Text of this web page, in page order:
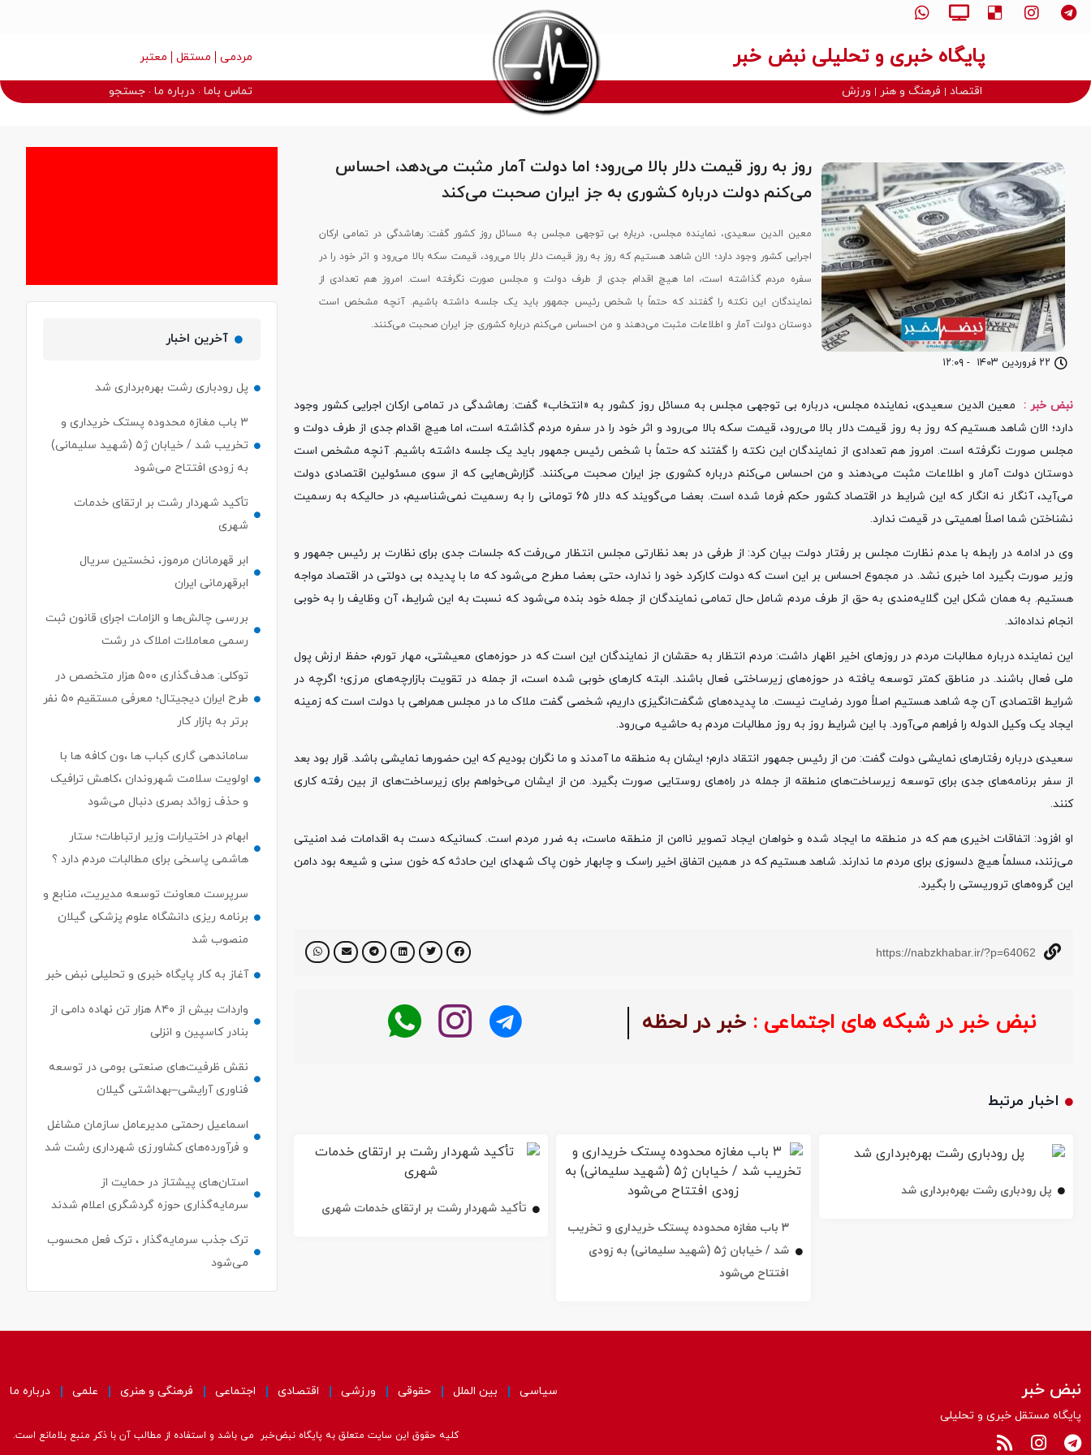
پایگاه خبری و تحلیلی نبض خبر مردمی مستقل معتبر
اقتصاد فرهنگ و هنر ورزش تماس باما درباره ما جستجو
۲۲ فروردین ۱۴۰۳ - ۱۲:۰۹
روز به روز قیمت دلار بالا می‌رود؛ اما دولت آمار مثبت می‌دهد، احساس
می‌کنم دولت درباره کشوری به جز ایران صحبت می‌کند
معین الدین سعیدی، نماینده مجلس، درباره بی توجهی مجلس به مسائل روز کشور گفت: رهاشدگی در تمامی ارکان
اجرایی کشور وجود دارد؛ الان شاهد هستیم که روز به روز قیمت دلار بالا می‌رود، قیمت سکه بالا می‌رود و اثر خود را در
سفره مردم گذاشته است، اما هیچ اقدام جدی از طرف دولت و مجلس صورت نگرفته است. امروز هم تعدادی از
نمایندگان این نکته را گفتند که حتماً با شخص رئیس جمهور باید یک جلسه داشته باشیم. آنچه مشخص است
دوستان دولت آمار و اطلاعات مثبت می‌دهند و من احساس می‌کنم درباره کشوری جز ایران صحبت می‌کنند.
نبض خبر :
معین الدین سعیدی، نماینده مجلس، درباره بی توجهی مجلس به مسائل روز کشور به «انتخاب» گفت: رهاشدگی در تمامی ارکان اجرایی کشور وجود
دارد؛ الان شاهد هستیم که روز به روز قیمت دلار بالا می‌رود، قیمت سکه بالا می‌رود و اثر خود را در سفره مردم گذاشته است، اما هیچ اقدام جدی از طرف دولت و
مجلس صورت نگرفته است. امروز هم تعدادی از نمایندگان این نکته را گفتند که حتماً با شخص رئیس جمهور باید یک جلسه داشته باشیم. آنچه مشخص است
دوستان دولت آمار و اطلاعات مثبت می‌دهند و من احساس می‌کنم درباره کشوری جز ایران صحبت می‌کنند. گزارش‌هایی که از سوی مسئولین اقتصادی دولت
می‌آید، آنگار نه انگار که این شرایط در اقتصاد کشور حکم فرما شده است. بعضا می‌گویند که دلار 65 تومانی را به رسمیت نمی‌شناسیم، در حالیکه به رسمیت
نشناختن شما اصلاً اهمیتی در قیمت ندارد.
وی در ادامه در رابطه با عدم نظارت مجلس بر رفتار دولت بیان کرد: از طرفی در بعد نظارتی مجلس انتظار می‌رفت که جلسات جدی برای نظارت بر رئیس جمهور و
وزیر صورت بگیرد اما خبری نشد. در مجموع احساس بر این است که دولت کارکرد خود را ندارد، حتی بعضا مطرح می‌شود که ما با پدیده بی دولتی در اقتصاد مواجه
هستیم. به همان شکل این گلایه‌مندی به حق از طرف مردم شامل حال تمامی نمایندگان از جمله خود بنده می‌شود که نسبت به این شرایط، آن وظایف را به خوبی
انجام نداده‌اند.
این نماینده درباره مطالبات مردم در روز‌های اخیر اظهار داشت: مردم انتظار به حقشان از نمایندگان این است که در حوزه‌های معیشتی، مهار تورم، حفظ ارزش پول
ملی فعال باشند. در مناطق کمتر توسعه یافته در حوزه‌های زیرساختی فعال باشند. البته کار‌های خوبی شده است، از جمله در تقویت بازارچه‌های مرزی؛ اگرچه در
شرایط اقتصادی آن چه شاهد هستیم اصلاً مورد رضایت نیست. ما پدیده‌های شگفت‌انگیزی داریم، شخصی گفت ملاک ما در مجلس همراهی با دولت است که زمینه
ایجاد یک وکیل الدوله را فراهم می‌آورد. با این شرایط روز به روز مطالبات مردم به حاشیه می‌رود.
سعیدی درباره رفتار‌های نمایشی دولت گفت: من از رئیس جمهور انتقاد دارم؛ ایشان به منطقه ما آمدند و ما نگران بودیم که این حضور‌ها نمایشی باشد. قرار بود بعد
از سفر برنامه‌های جدی برای توسعه زیرساخت‌های منطقه از جمله در راه‌های روستایی صورت بگیرد. من از ایشان می‌خواهم برای زیرساخت‌های از بین رفته کاری
کنند.
او افزود: اتفاقات اخیری هم که در منطقه ما ایجاد شده و خواهان ایجاد تصویر ناامن از منطقه ماست، به ضرر مردم است. کسانیکه دست به اقدامات ضد امنیتی
می‌زنند، مسلماً هیچ دلسوزی برای مردم ما ندارند. شاهد هستیم که در همین اتفاق اخیر راسک و چابهار خون پاک شهدای این حادثه که خون سنی و شیعه بود دامن
این گروه‌های تروریستی را بگیرد.
https://nabzkhabar.ir/?p=64062
نبض خبر در شبکه های اجتماعی : خبر در لحظه
اخبار مرتبط
پل رودباری رشت بهره‌برداری شد
۳ باب مغازه محدوده پستک خریداری و تخریب
شد / خیابان ژ۵ (شهید سلیمانی) به زودی
افتتاح می‌شود
تأکید شهردار رشت بر ارتقای خدمات شهری
آخرین اخبار
پل رودباری رشت بهره‌برداری شد
۳ باب مغازه محدوده پستک خریداری و
تخریب شد / خیابان ژ۵ (شهید سلیمانی)
به زودی افتتاح می‌شود
تأکید شهردار رشت بر ارتقای خدمات
شهری
ابر قهرمانان مرموز، نخستین سریال
ابرقهرمانی ایران
بررسی چالش‌ها و الزامات اجرای قانون ثبت
رسمی معاملات املاک در رشت
توکلی: هدف‌گذاری ۵۰۰ هزار متخصص در
طرح ایران دیجیتال؛ معرفی مستقیم ۵۰ نفر
برتر به بازار کار
ساماندهی گاری کباب ها ،ون کافه ها با
اولویت سلامت شهروندان ،کاهش ترافیک
و حذف زوائد بصری دنبال می‌شود
ابهام در اختیارات وزیر ارتباطات؛ ستار
هاشمی پاسخی برای مطالبات مردم دارد ؟
سرپرست معاونت توسعه مدیریت، منابع و
برنامه ریزی دانشگاه علوم پزشکی گیلان
منصوب شد
آغاز به کار پایگاه خبری و تحلیلی نبض خبر
واردات بیش از ۸۴۰ هزار تن نهاده دامی از
بنادر كاسپین و انزلی
نقش ظرفیت‌های صنعتی بومی در توسعه
فناوری آرایشی–بهداشتی گیلان
اسماعیل رحمتی مدیرعامل سازمان مشاغل
و فرآورده‌های کشاورزی شهرداری رشت شد
استان‌های پیشتاز در حمایت از
سرمایه‌گذاری حوزه گردشگری اعلام شدند
ترک جذب سرمایه‌گذار ، ترک فعل محسوب
می‌شود
نبض خبر
پایگاه مستقل خبری و تحلیلی
سیاسی بین الملل حقوقی ورزشی اقتصادی اجتماعی فرهنگی و هنری علمی درباره ما
کلیه حقوق این سایت متعلق به پایگاه نبض‌خبر می باشد و استفاده از مطالب آن با ذکر منبع بلامانع است.